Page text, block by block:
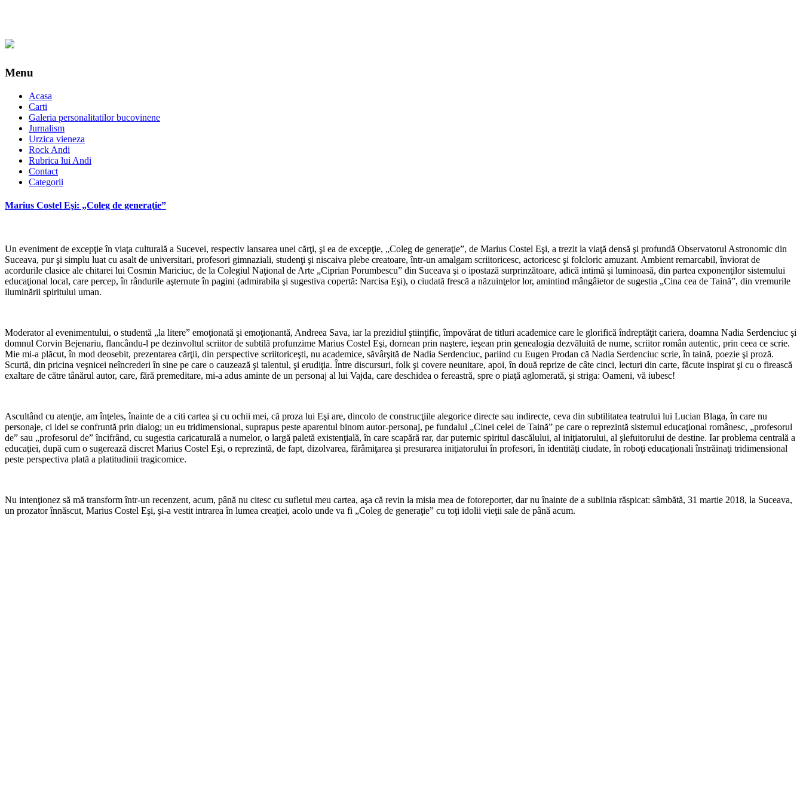
Menu
Acasa
Carti
Galeria personalitatilor bucovinene
Jurnalism
Urzica vieneza
Rock Andi
Rubrica lui Andi
Contact
Categorii
Marius Costel Eşi: „Coleg de generaţie”
Un eveniment de excepţie în viaţa culturală a Sucevei, respectiv lansarea unei cărţi, şi ea de excepţie, „Coleg de generaţie”, de Marius Costel Eşi, a trezit la viaţă densă şi profundă Observatorul Astronomic din
Suceava, pur şi simplu luat cu asalt de universitari, profesori gimnaziali, studenţi şi niscaiva plebe creatoare, într-un amalgam scriitoricesc, actoricesc şi folcloric amuzant. Ambient remarcabil, înviorat de
acordurile clasice ale chitarei lui Cosmin Mariciuc, de la Colegiul Naţional de Arte „Ciprian Porumbescu” din Suceava şi o ipostază surprinzătoare, adică intimă şi luminoasă, din partea exponenţilor sistemului
educaţional local, care percep, în rândurile aşternute în pagini (admirabila şi sugestiva copertă: Narcisa Eşi), o ciudată frescă a năzuinţelor lor, amintind mângâietor de sugestia „Cina cea de Taină”, din vremurile
iluminării spiritului uman.
Moderator al evenimentului, o studentă „la litere” emoţionată şi emoţionantă, Andreea Sava, iar la prezidiul ştiinţific, împovărat de titluri academice care le glorifică îndreptăţit cariera, doamna Nadia Serdenciuc şi
domnul Corvin Bejenariu, flancându-l pe dezinvoltul scriitor de subtilă profunzime Marius Costel Eşi, dornean prin naştere, ieşean prin genealogia dezvăluită de nume, scriitor român autentic, prin ceea ce scrie.
Mie mi-a plăcut, în mod deosebit, prezentarea cărţii, din perspective scriitoriceşti, nu academice, săvârşită de Nadia Serdenciuc, pariind cu Eugen Prodan că Nadia Serdenciuc scrie, în taină, poezie şi proză.
Scurtă, din pricina veşnicei neîncrederi în sine pe care o cauzează şi talentul, şi erudiţia. Între discursuri, folk şi covere neunitare, apoi, în două reprize de câte cinci, lecturi din carte, făcute inspirat şi cu o firească
exaltare de către tânărul autor, care, fără premeditare, mi-a adus aminte de un personaj al lui Vajda, care deschidea o fereastră, spre o piaţă aglomerată, şi striga: Oameni, vă iubesc!
Ascultând cu atenţie, am înţeles, înainte de a citi cartea şi cu ochii mei, că proza lui Eşi are, dincolo de construcţiile alegorice directe sau indirecte, ceva din subtilitatea teatrului lui Lucian Blaga, în care nu
personaje, ci idei se confruntă prin dialog; un eu tridimensional, suprapus peste aparentul binom autor-personaj, pe fundalul „Cinei celei de Taină” pe care o reprezintă sistemul educaţional românesc, „profesorul
de” sau „profesorul de” încifrând, cu sugestia caricaturală a numelor, o largă paletă existenţială, în care scapără rar, dar puternic spiritul dascălului, al iniţiatorului, al şlefuitorului de destine. Iar problema centrală a
educaţiei, după cum o sugerează discret Marius Costel Eşi, o reprezintă, de fapt, dizolvarea, fărâmiţarea şi presurarea iniţiatorului în profesori, în identităţi ciudate, în roboţi educaţionali înstrăinaţi tridimensional
peste perspectiva plată a platitudinii tragicomice.
Nu intenţionez să mă transform într-un recenzent, acum, până nu citesc cu sufletul meu cartea, aşa că revin la misia mea de fotoreporter, dar nu înainte de a sublinia răspicat: sâmbătă, 31 martie 2018, la Suceava,
un prozator înnăscut, Marius Costel Eşi, şi-a vestit intrarea în lumea creaţiei, acolo unde va fi „Coleg de generaţie” cu toţi idolii vieţii sale de până acum.